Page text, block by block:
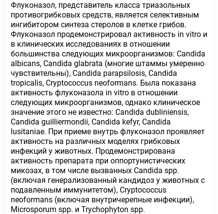
Флуконазол, представитель класса триазольных
противогрибковых средств, является селективным
ингибитором синтеза стеролов в клетке грибов.
Флуконазол продемонстрировал активность in vitro и
в клинических исследованиях в отношении
большинства следующих микроорганизмов: Candida
albicans, Candida glabrata (многие штаммы умеренно
чувствительны), Candida parapsilosis, Candida
tropicalis, Cryptococcus neoformans. Была показана
активность флуконазола in vitro в отношении
следующих микроорганизмов, однако клиническое
значение этого не известно: Candida dubliniensis,
Candida guilliermondii, Candida kefyr, Candida
lusitaniae. При приеме внутрь флуконазол проявляет
активность на различных моделях грибковых
инфекций у животных. Продемонстрирована
активность препарата при оппортунистических
микозах, в том числе вызванных Candida spp.
(включая генерализованный кандидоз у животных с
подавленным иммунитетом), Cryptococcus
nеoformans (включая внутричерепные инфекции),
Microsporum spp. и Trychophyton spp.